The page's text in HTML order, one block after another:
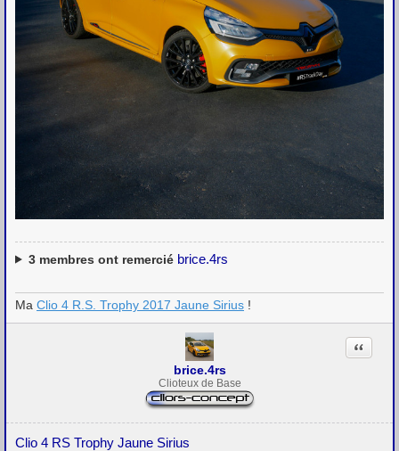
3membres ont remercié brice.4rs
Ma Clio 4 R.S. Trophy 2017 Jaune Sirius !
brice.4rs
Clioteux de Base
Clio 4 RS Trophy Jaune Sirius
Citation